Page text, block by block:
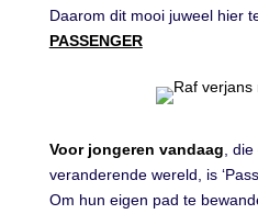
Daarom dit mooi juweel hier
PASSENGER
Voor jongeren vandaag ,
veranderende wereld, is
Om hun eigen pad te